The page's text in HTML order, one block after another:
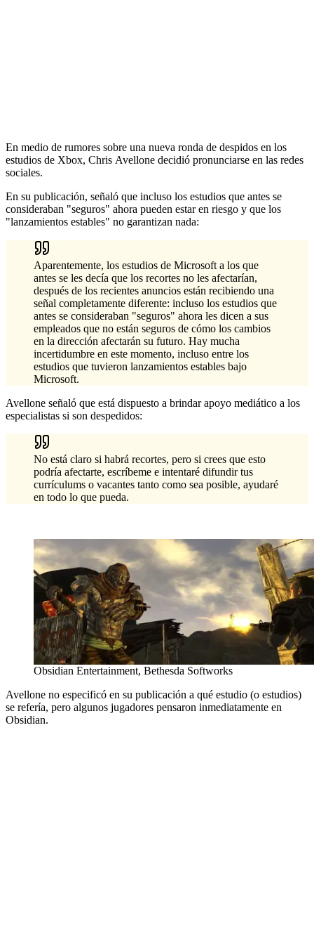
En medio de rumores sobre una nueva ronda de despidos en los
estudios de Xbox, Chris Avellone decidió pronunciarse en las redes
sociales.
En su publicación, señaló que incluso los estudios que antes se
consideraban "seguros" ahora pueden estar en riesgo y que los
"lanzamientos estables" no garantizan nada:
Aparentemente, los estudios de Microsoft a los que
antes se les decía que los recortes no les afectarían,
después de los recientes anuncios están recibiendo una
señal completamente diferente: incluso los estudios que
antes se consideraban "seguros" ahora les dicen a sus
empleados que no están seguros de cómo los cambios
en la dirección afectarán su futuro. Hay mucha
incertidumbre en este momento, incluso entre los
estudios que tuvieron lanzamientos estables bajo
Microsoft.
Avellone señaló que está dispuesto a brindar apoyo mediático a los
especialistas si son despedidos:
No está claro si habrá recortes, pero si crees que esto
podría afectarte, escríbeme e intentaré difundir tus
currículums o vacantes tanto como sea posible, ayudaré
en todo lo que pueda.
Obsidian Entertainment, Bethesda Softworks
Avellone no especificó en su publicación a qué estudio (o estudios)
se refería, pero algunos jugadores pensaron inmediatamente en
Obsidian.